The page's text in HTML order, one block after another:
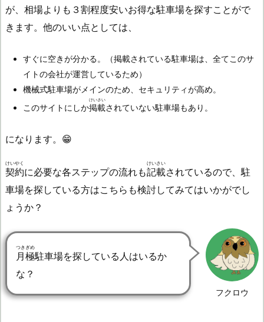
が、相場よりも３割程度安いお得な駐車場を探すことがで
きます。他のいい点としては、
すぐに空きが分かる。（掲載されている駐車場は、全てこのサ
イトの会社が運営しているため）
機械式駐車場がメインのため、セキュリティが高め。
このサイトにしか掲載
けいさい
されていない駐車場もあり。
になります。😁
契約
けいやく
に必要な各ステップの流れも記載
けいさい
されているので、駐
車場を探している方はこちらも検討してみてはいかがでし
ょうか？
フクロウ
月極
つきぎめ
駐車場を探している人はいるか
な？